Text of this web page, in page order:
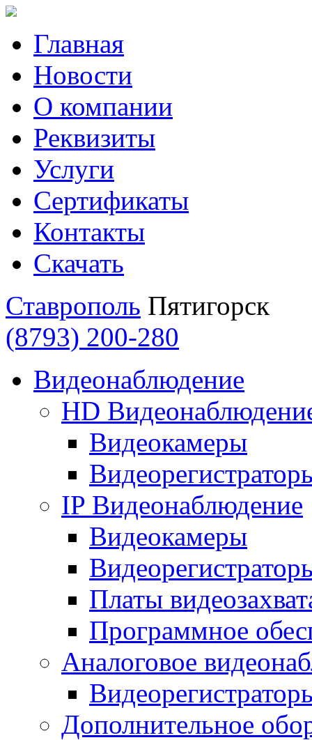
Главная
Новости
О компании
Реквизиты
Услуги
Сертификаты
Контакты
Скачать
Ставрополь Пятигорск
(8793) 200-280
Видеонаблюдение
HD
Видеокамеры
IP Видеонаблюдение
Видеокамеры
Платы
Программное
Аналоговое
Дополнительное